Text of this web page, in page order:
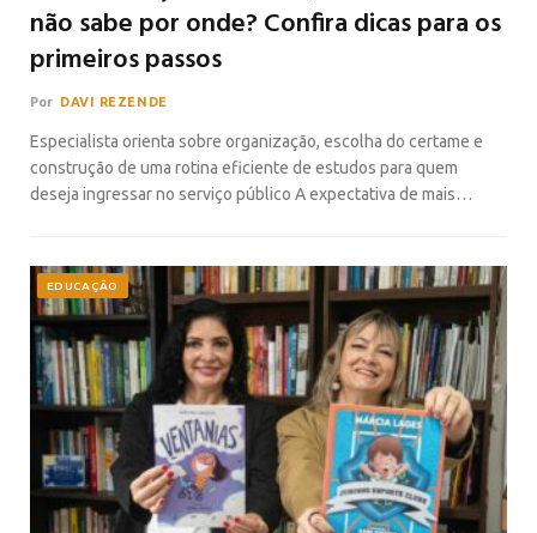
não sabe por onde? Confira dicas para os
primeiros passos
Por DAVI REZENDE
Especialista orienta sobre organização, escolha do certame e
construção de uma rotina eficiente de estudos para quem
deseja ingressar no serviço público A expectativa de mais…
EDUCAÇÃO